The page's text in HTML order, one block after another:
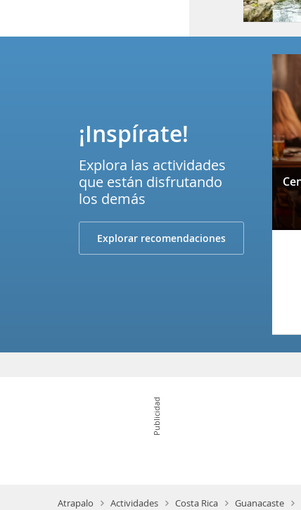
¡Inspírate!
Explora las actividades
que están disfrutando
los demás
Explorar recomendaciones
Publicidad
Atrapalo Actividades Costa Rica Guanacaste